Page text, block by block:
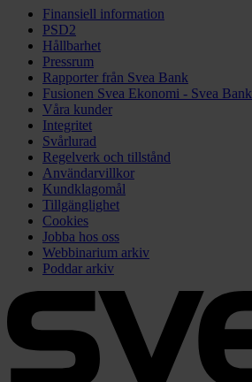
Finansiell information
PSD2
Hållbarhet
Pressrum
Rapporter från Svea Bank
Fusionen Svea Ekonomi - Svea Bank
Våra kunder
Integritet
Svårlurad
Regelverk och tillstånd
Användarvillkor
Kundklagomål
Tillgänglighet
Cookies
Jobba hos oss
Webbinarium arkiv
Poddar arkiv